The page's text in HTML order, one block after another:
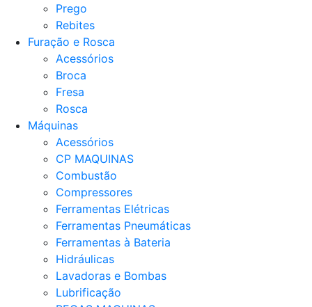
Prego
Rebites
Furação e Rosca
Acessórios
Broca
Fresa
Rosca
Máquinas
Acessórios
CP MAQUINAS
Combustão
Compressores
Ferramentas Elétricas
Ferramentas Pneumáticas
Ferramentas à Bateria
Hidráulicas
Lavadoras e Bombas
Lubrificação